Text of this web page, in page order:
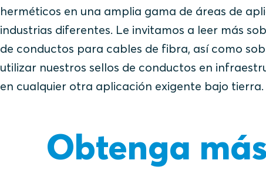
herméticos en una amplia gama de áreas de
industrias diferentes. Le invitamos a leer más
de conductos para cables de fibra, así como
utilizar nuestros sellos de conductos en
en cualquier otra aplicación exigente bajo tierra.
Obtenga